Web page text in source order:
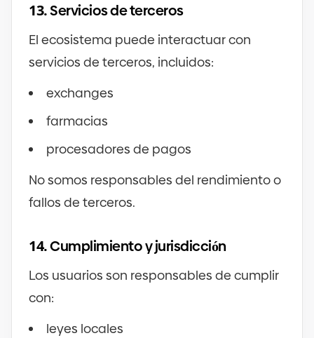
13.Servicios de terceros
El ecosistema puede interactuar con
servicios de terceros, incluidos:
exchanges
farmacias
procesadores de pagos
No somos responsables del rendimiento o
fallos de terceros.
14.Cumplimiento y jurisdicción
Los usuarios son responsables de cumplir
con:
leyes locales